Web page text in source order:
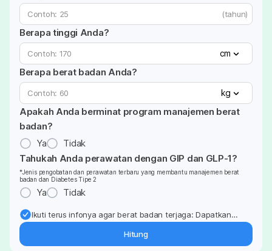
(tahun)
Berapa tinggi Anda?
cm
Berapa berat badan Anda?
kg
Apakah Anda berminat program manajemen berat
badan?
Ya
Tidak
Tahukah Anda perawatan dengan GIP dan GLP-1?
*Jenis pengobatan dan perawatan terbaru yang membantu manajemen berat
badan dan Diabetes Tipe 2
Ya Tidak
Ikuti terus infonya agar berat badan terjaga: Dapatkan
berat badan langsung ke inbox Anda.
Hitung